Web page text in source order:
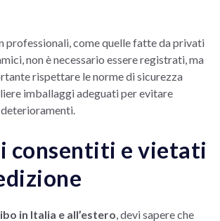
professionali, come quelle fatte da privati
non è necessario essere registrati, ma
rispettare le norme di sicurezza
imballaggi adeguati per evitare
consentiti e vietati
in Italia e all’estero , devi sapere che